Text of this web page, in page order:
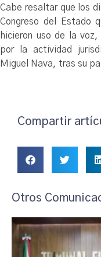
Cabe resaltar que los
Congreso del Estado
hicieron uso de la
por la actividad
Miguel Nava, tras su
Compartir
Otros